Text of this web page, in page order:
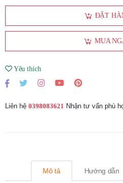
ĐẶT
MUA
Yêu thích
Liên hệ 0398083621 Nhận tư vấn phù
Mô tả Hướng dẫn